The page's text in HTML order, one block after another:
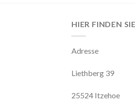
HIER FINDEN
Adresse
Liethberg 39
25524 Itzehoe